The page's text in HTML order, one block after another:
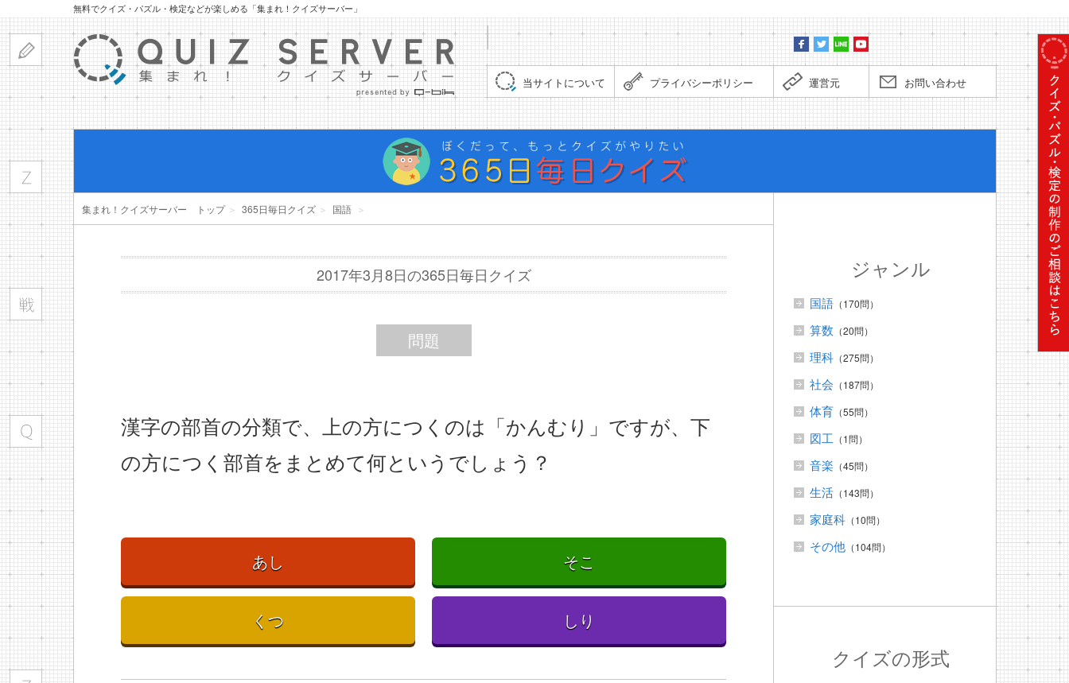
無料でクイズ・パズル・検定などが楽しめる「集まれ！クイズサーバー」
当サイトについて プライバシーポリシー 運営元 お問い合わせ
ぼくだ
集まれ！クイズサーバー トップ＞ 365日毎日クイズ ＞ 国語 ＞
2017年3月8日の365日毎日クイズ
問題
漢字の部首の分類で、上の方につくのは「かんむり」ですが、下
の方につく部首をまとめて何というでしょう？
あし そこ
くつ しり
ジャンル
国語 （170問）
算数 （20問）
理科 （275問）
社会 （187問）
体育 （55問）
図工 （1問）
音楽 （45問）
生活 （143問）
家庭科 （10問）
その他 （104問）
クイズの形式